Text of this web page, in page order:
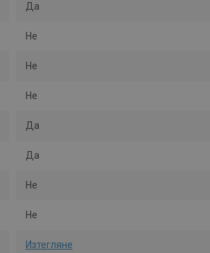
Да
Не
Не
Не
Да
Да
Не
Не
Изтегляне